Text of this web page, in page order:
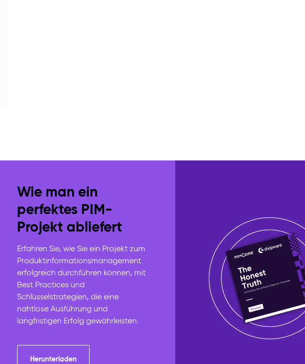
Wie man ein
perfektes PIM-
Projekt abliefert
Erfahren Sie, wie Sie ein Projekt zum
Produktinformationsmanagement
erfolgreich durchführen können, mit
Best Practices und
Schlüsselstrategien, die eine
nahtlose Ausführung und
langfristigen Erfolg gewährleisten.
Herunterladen